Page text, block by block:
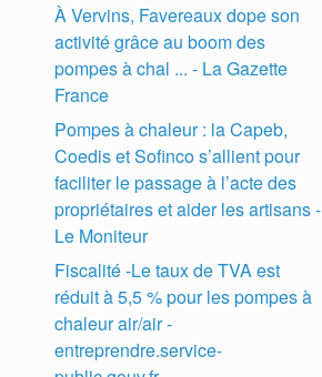
À Vervins, Favereaux dope son
activité grâce au boom des
pompes à chal ... - La Gazette
France
Pompes à chaleur : la Capeb,
Coedis et Sofinco s’allient pour
faciliter le passage à l’acte des
propriétaires et aider les artisans -
Le Moniteur
Fiscalité -Le taux de TVA est
réduit à 5,5 % pour les pompes à
chaleur air/air -
entreprendre.service-